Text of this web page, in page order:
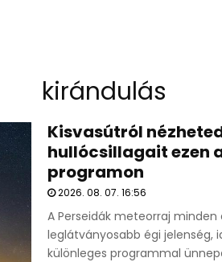
kirándulás
Kisvasútról
hullócsillagait ezen
programon
2026. 08. 07. 16:56
A Perseidák meteorraj minden
leglátványosabb égi jelenség,
különleges programmal